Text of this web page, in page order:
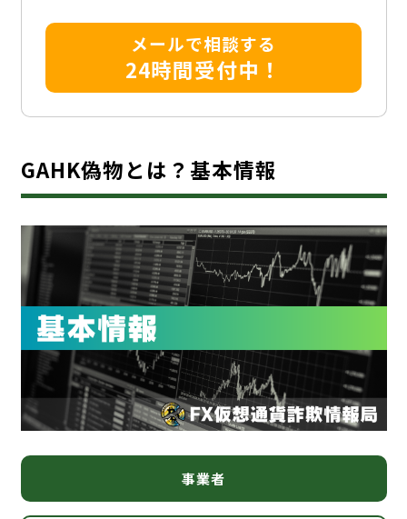
メールで相談する
24時間受付中！
GAHK偽物とは？基本情報
事業者